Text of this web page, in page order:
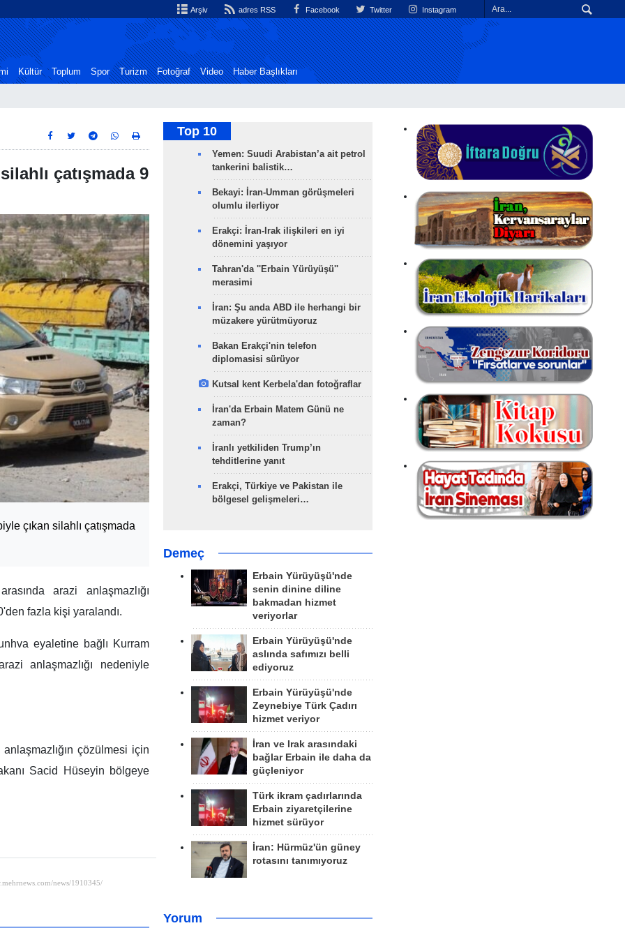
Arşiv adres RSS Facebook Twitter Instagram
Kültür Toplum Spor Turizm Fotoğraf Video Haber Başlıkları
çatışmada 9
çıkan silahlı çatışmada
arazi anlaşmazlığı
fazla kişi yaralandı.
eyaletine bağlı Kurram
anlaşmazlığı nedeniyle
çözülmesi için
Sacid Hüseyin bölgeye
Top 10
Yemen: Suudi Arabistan’a ait petrol
tankerini balistik…
Bekayi: İran-Umman görüşmeleri
olumlu ilerliyor
Erakçi: İran-Irak ilişkileri en iyi
dönemini yaşıyor
Tahran'da ''Erbain Yürüyüşü''
merasimi
İran: Şu anda ABD ile herhangi bir
müzakere yürütmüyoruz
Bakan Erakçi'nin telefon
diplomasisi sürüyor
Kutsal kent Kerbela'dan fotoğraflar
İran'da Erbain Matem Günü ne
zaman?
İranlı yetkiliden Trump’ın
tehditlerine yanıt
Erakçi, Türkiye ve Pakistan ile
bölgesel gelişmeleri…
Demeç
Erbain Yürüyüşü'nde
senin dinine diline
bakmadan hizmet
veriyorlar
Erbain Yürüyüşü'nde
aslında safımızı belli
ediyoruz
Erbain Yürüyüşü'nde
Zeynebiye Türk Çadırı
hizmet veriyor
İran ve Irak arasındaki
bağlar Erbain ile daha da
güçleniyor
Türk ikram çadırlarında
Erbain ziyaretçilerine
hizmet sürüyor
İran: Hürmüz'ün güney
rotasını tanımıyoruz
Yorum